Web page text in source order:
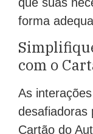
forma
com o
As
desafiadoras
Cartão do